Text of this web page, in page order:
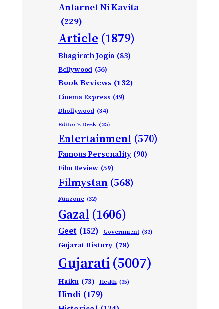
Antarnet Ni Kavita
(229)
Article (1879)
Bhagirath Jogia (83)
Bollywood (56)
Book Reviews (132)
Cinema Express (49)
Dhollywood (34)
Editor's Desk (35)
Entertainment (570)
Famous Personality (90)
Film Review (59)
Filmystan (568)
Funzone (32)
Gazal (1606)
Geet (152) Government (32)
Gujarat History (78)
Gujarati(5007)
Haiku (73) Health (25)
Hindi (179)